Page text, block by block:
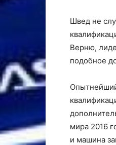
Швед не
Верню,
подобное
мира 2016
и машина